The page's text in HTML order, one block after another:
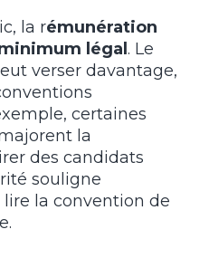
la rémunération
légal. Le
verser davantage,
certaines
la
des candidats
souligne
la convention de